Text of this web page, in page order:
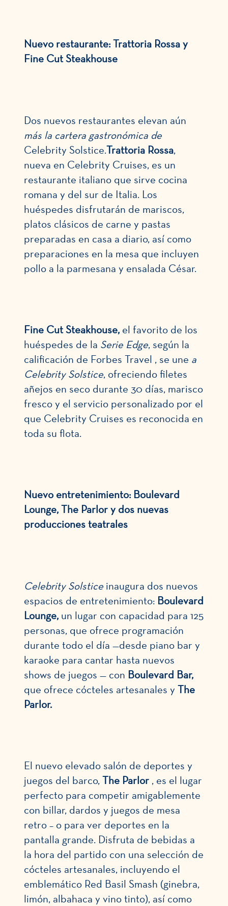
Nuevo restaurante: Trattoria Rossa y
Fine Cut Steakhouse
Dos nuevos restaurantes elevan aún
más la cartera gastronómica de
Celebrity Solstice.Trattoria Rossa,
nueva en Celebrity Cruises, es un
restaurante italiano que sirve cocina
romana y del sur de Italia. Los
huéspedes disfrutarán de mariscos,
platos clásicos de carne y pastas
preparadas en casa a diario, así como
preparaciones en la mesa que incluyen
pollo a la parmesana y ensalada César.
Fine Cut Steakhouse, el favorito de los
huéspedes de la Serie Edge, según la
calificación de Forbes Travel , se une a
Celebrity Solstice, ofreciendo filetes
añejos en seco durante 30 días, marisco
fresco y el servicio personalizado por el
que Celebrity Cruises es reconocida en
toda su flota.
Nuevo entretenimiento: Boulevard
Lounge, The Parlor y dos nuevas
producciones teatrales
Celebrity Solstice inaugura dos nuevos
espacios de entretenimiento: Boulevard
Lounge, un lugar con capacidad para 125
personas, que ofrece programación
durante todo el día —desde piano bar y
karaoke para cantar hasta nuevos
shows de juegos — con Boulevard Bar,
que ofrece cócteles artesanales y The
Parlor.
El nuevo elevado salón de deportes y
juegos del barco, The Parlor , es el lugar
perfecto para competir amigablemente
con billar, dardos y juegos de mesa
retro – o para ver deportes en la
pantalla grande. Disfruta de bebidas a
la hora del partido con una selección de
cócteles artesanales, incluyendo el
emblemático Red Basil Smash (ginebra,
limón, albahaca y vino tinto), así como